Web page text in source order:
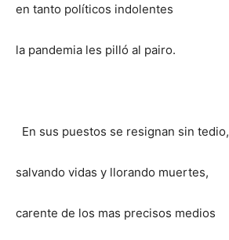
en tanto políticos indolentes
la pandemia les pilló al pairo.
En sus puestos se resignan sin tedio,
salvando vidas y llorando muertes,
carente de los mas precisos medios